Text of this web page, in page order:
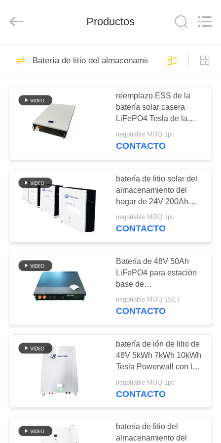
HOGAR
PRODUCTOS
SOBRE
NOSOTROS
VIAJE
DE
FÁBRICA
CONTROL
DE
CALIDAD
ÉNTRENOS
EN
CONTACTO
CON
PIDA
UNA
Ltd..
Batería
Batería profunda del
ciclo LiFePo4
29
Batería recargable
Lifepo4
Batería solar
Lifepo4
21
Productos
Batería de litio del almacenamiento de energía
reemplazo ESS de la
batería solar casera
LiFePO4 Tesla de la
pared del poder de 48V
200Ah 10kWh
negotiable MOQ:1pc
CONTACTO
batería de litio solar del
almacenamiento del
hogar de 24V 200Ah
5kWh con 6000 células
LiFePO4 del ciclo
negotiable MOQ:1pc
CONTACTO
Batería de 48V 50Ah
LiFePO4 para estación
base de
telecomunicaciones y
almacenamiento de
negotiable MOQ:1SET
CONTACTO
batería de ión de litio de
48V 5kWh 7kWh 10kWh
Tesla Powerwall con las
células de EV para el
hogar ESS
negotiable MOQ:1pc
CONTACTO
batería de litio del
almacenamiento del